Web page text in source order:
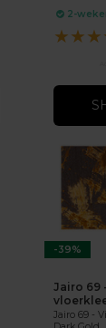
2-
★★★
-39%
Jairo 69
Jairo 69 -